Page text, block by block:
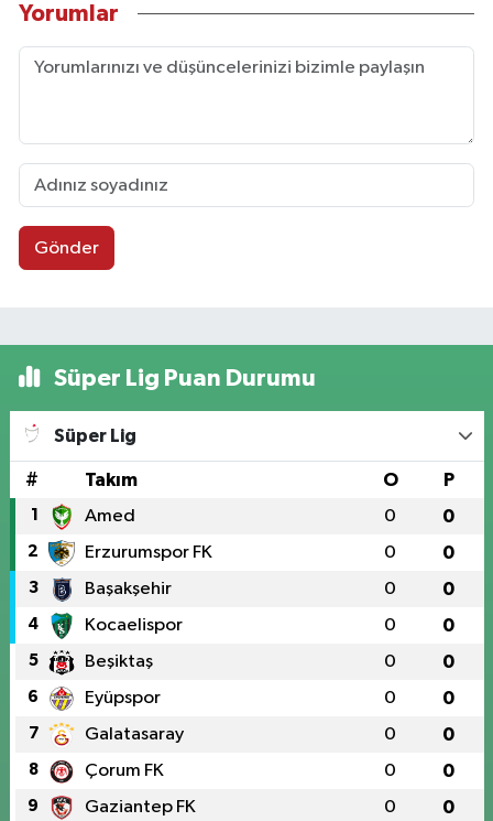
Yorumlar
Gönder
Süper Lig Puan Durumu
Süper Lig
# Takım O P
1 Amed 0 0
2 Erzurumspor FK 0 0
3 Başakşehir 0 0
4 Kocaelispor 0 0
5 Beşiktaş 0 0
6 Eyüpspor 0 0
7 Galatasaray 0 0
8 Çorum FK 0 0
9 Gaziantep FK 0 0